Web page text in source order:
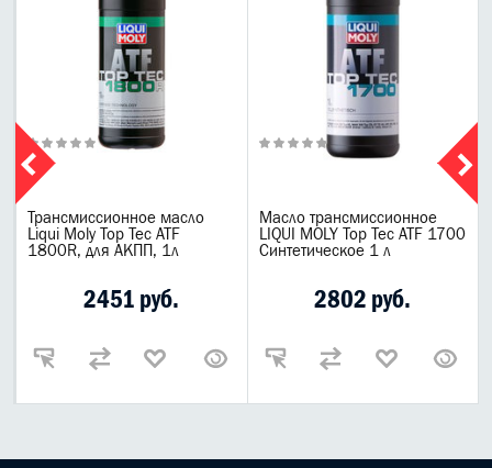
Трансмиссионное масло
Liqui Moly Top Tec ATF
1800R, для АКПП, 1л
2451 руб.
Масло трансмиссионное
LIQUI MOLY Top Tec ATF 1700
Синтетическое 1 л
2802 руб.